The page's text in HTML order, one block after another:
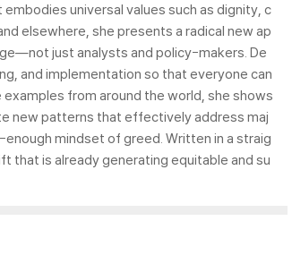
universal values such as dignity, c
elsewhere, she presents a radical new ap
just analysts and policy-makers. De
and implementation so that everyone can
from around the world, she shows
new patterns that effectively address maj
mindset of greed. Written in a straig
that is already generating equitable and su